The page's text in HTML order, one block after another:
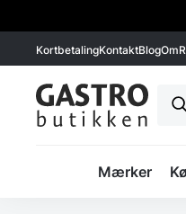
KortbetalingKontaktBlogOm
Mærker